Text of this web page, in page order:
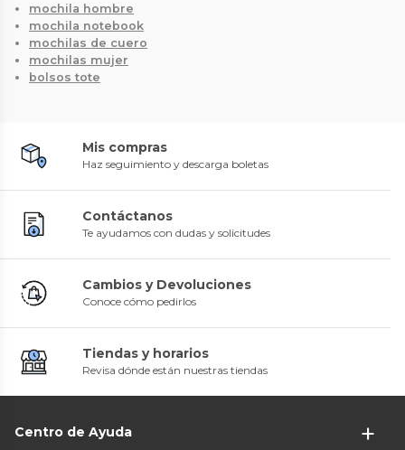
mochila hombre
mochila notebook
mochilas de cuero
mochilas mujer
bolsos tote
Mis compras
Haz seguimiento y descarga boletas
Contáctanos
Te ayudamos con dudas y solicitudes
Cambios y Devoluciones
Conoce cómo pedirlos
Tiendas y horarios
Revisa dónde están nuestras tiendas
Centro de Ayuda